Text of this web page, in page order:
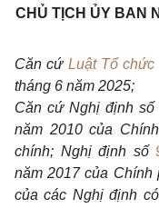
CHỦ TỊCH ỦY BAN
Căn cứ Luật Tổ
tháng 6 năm 2025;
Căn cứ Nghị định số
năm 2010 của
chính; Nghị định số
năm 2017 của Chính
của các Nghị định